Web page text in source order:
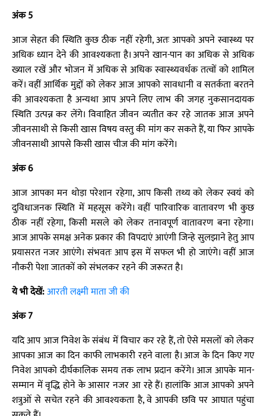
अंक 5
आज सेहत की स्थिति कुछ ठीक नहीं रहेगी, अतः आपको अपने स्वास्थ्य पर
अधिक ध्यान देने की आवश्यकता है। अपने खान-पान का अधिक से अधिक
ख्याल रखें और भोजन में अधिक से अधिक स्वास्थ्यवर्धक तत्वों को शामिल
करें। वहीं आर्थिक मुद्दों को लेकर आज आपको सावधानी व सतर्कता बरतने
की आवश्यकता है अन्यथा आप अपने लिए लाभ की जगह नुकसानदायक
स्थिति उत्पन्न कर लेंगे। विवाहित जीवन व्यतीत कर रहे जातक आज अपने
जीवनसाथी से किसी खास विषय वस्तु की मांग कर सकते हैं, या फिर आपके
जीवनसाथी आपसे किसी खास चीज की मांग करेंगे।
अंक 6
आज आपका मन थोड़ा परेशान रहेगा, आप किसी तथ्य को लेकर स्वयं को
दुविधाजनक स्थिति में महसूस करेंगे। वहीं पारिवारिक वातावरण भी कुछ
ठीक नहीं रहेगा, किसी मसले को लेकर तनावपूर्ण वातावरण बना रहेगा।
आज आपके समक्ष अनेक प्रकार की विपदाएं आएंगी जिन्हे सुलझाने हेतु आप
प्रयासरत नजर आएंगे। संभवतः आप इस में सफल भी हो जाएंगे। वहीं आज
नौकरी पेशा जातकों को संभलकर रहने की जरूरत है।
ये भी देखें:आरती लक्ष्मी माता जी की
अंक 7
यदि आप आज निवेश के संबंध में विचार कर रहे हैं, तो ऐसे मसलों को लेकर
आपका आज का दिन काफी लाभकारी रहने वाला है। आज के दिन किए गए
निवेश आपको दीर्घकालिक समय तक लाभ प्रदान करेंगे। आज आपके मान-
सम्मान में वृद्धि होने के आसार नजर आ रहे हैं। हालांकि आज आपको अपने
शत्रुओं से सचेत रहने की आवश्यकता है, वे आपकी छवि पर आघात पहुंचा